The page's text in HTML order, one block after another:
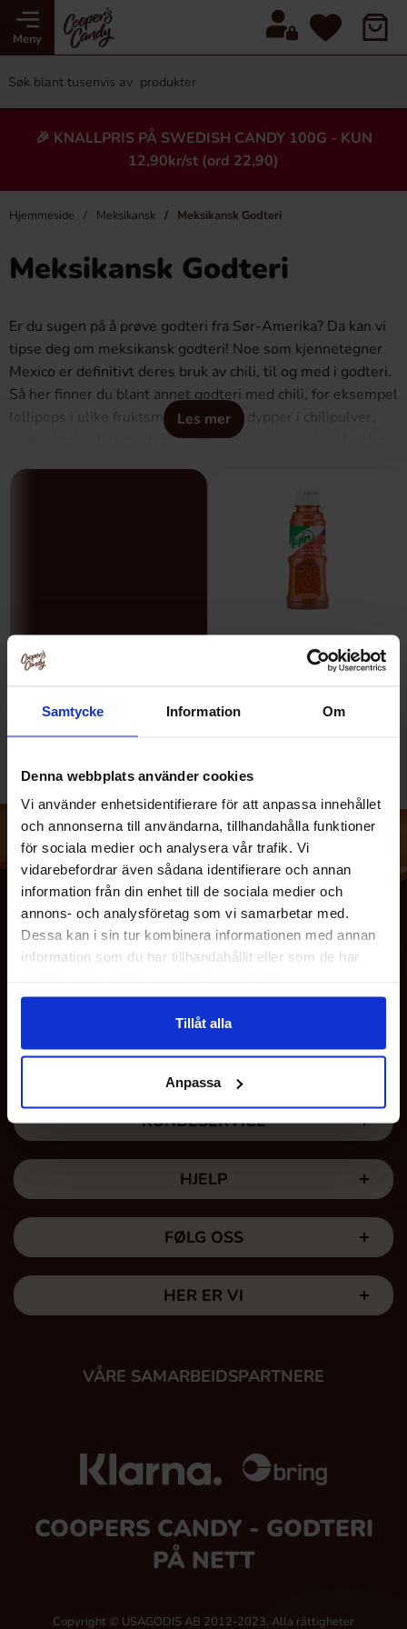
Samtycke Information Om
Denna webbplats använder cookies
Vi använder enhetsidentifierare för att anpassa innehållet
och annonserna till användarna, tillhandahålla funktioner
för sociala medier och analysera vår trafik. Vi
vidarebefordrar även sådana identifierare och annan
information från din enhet till de sociala medier och
annons- och analysföretag som vi samarbetar med.
Dessa kan i sin tur kombinera informationen med annan
information som du har tillhandahållit eller som de har
Tillåt alla
Anpassa
Meny
🎉 KNALLPRIS PÅ SWEDISH CANDY 100G - KUN
12,90kr/st (ord 22,90)
Hjemmeside Meksikansk Meksikansk Godteri
Meksikansk Godteri
Les mer
Er du sugen på å prøve godteri fra Sør-Amerika? Da kan vi
tipse deg om meksikansk godteri! Noe som kjennetegner
Mexico er definitivt deres bruk av chili, til og med i godteri.
Så her finner du blant annet godteri med chili, for eksempel
lollipops i ulike fruktsmaker som du dypper i chilipulver,
godteristrips fylt med chili samt lollipops som inneholder
Men her finnes det også godteri for de som ikke liker hetta,
for eksempel karameller, karameller, godteristrips og surt
flytende godteri. Det finnes altså noe for alle her! Overrask
vennene dine med meksikansk godteri eller kanskje finn
Meksikansk Mat
OM OSS
KUNDESERVICE
HJELP
FØLG OSS
HER ER VI
VÅRE SAMARBEIDSPARTNERE
COOPERS CANDY - GODTERI
PÅ NETT
Copyright © USAGODIS AB 2012-2023, Alla rättigheter